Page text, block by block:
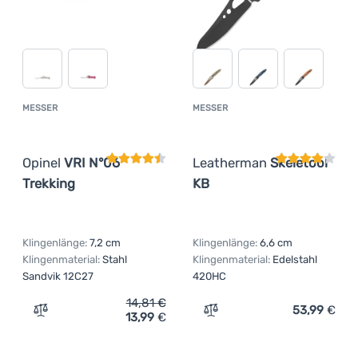
MESSER
Opinel VRI N°06
Trekking
Kundenbewertung
Klingenlänge: 7,2 cm
Klingenmaterial: Stahl
Sandvik 12C27
Zum Vergleich 'Messer Opinel VRI N°06 Trekking'
14,81€
13,99 €
MESSER
Leatherman Skeletool
KB
Klingenlänge: 6,6 cm
Klingenmaterial: Edelstahl
420HC
Zum Vergleich 'Messer
53,99 €